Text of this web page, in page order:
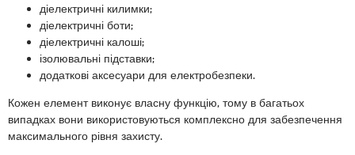
діелектричні килимки;
діелектричні боти;
діелектричні калоші;
ізолювальні підставки;
додаткові аксесуари для електробезпеки.
Кожен елемент виконує власну функцію, тому в багатьох
випадках вони використовуються комплексно для забезпечення
максимального рівня захисту.